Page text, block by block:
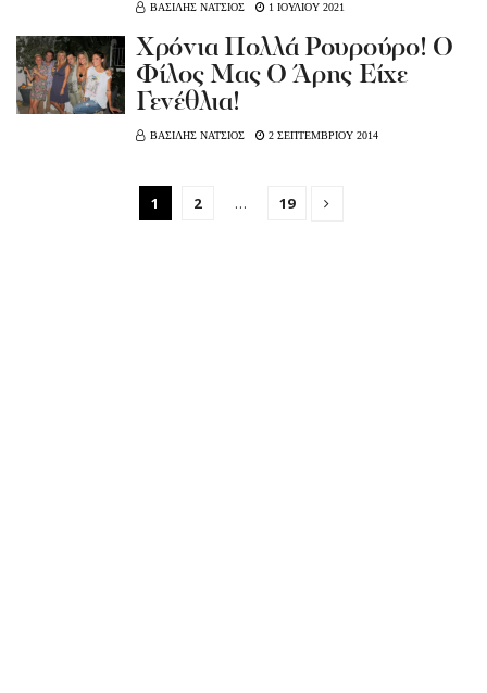
ΒΑΣΙΛΗΣ ΝΑΤΣΙΟΣ 1 ΙΟΥΛΙΟΥ 2021
Xρόνια Πολλά Ρουρούρο! Ο
Φίλος Μας Ο Άρης Είχε
Γενέθλια!
ΒΑΣΙΛΗΣ ΝΑΤΣΙΟΣ 2 ΣΕΠΤΕΜΒΡΙΟΥ 2014
1 2 … 19